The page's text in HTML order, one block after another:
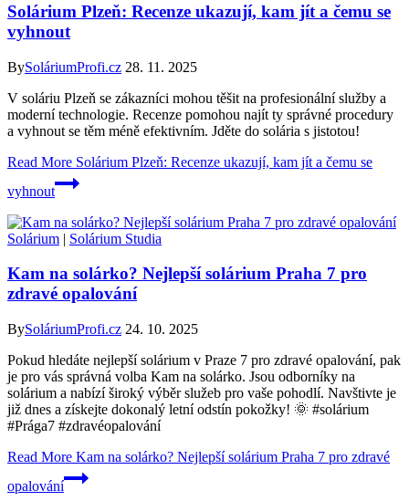
Solárium Plzeň: Recenze ukazují, kam jít a čemu se
vyhnout
BySoláriumProfi.cz 28. 11. 2025
V soláriu Plzeň se zákazníci mohou těšit na profesionální služby a
moderní technologie. Recenze pomohou najít ty správné procedury
a vyhnout se těm méně efektivním. Jděte do solária s jistotou!
Read More Solárium Plzeň: Recenze ukazují, kam jít a čemu se
vyhnout
Solárium | Solárium Studia
Kam na solárko? Nejlepší solárium Praha 7 pro
zdravé opalování
BySoláriumProfi.cz 24. 10. 2025
Pokud hledáte nejlepší solárium v Praze 7 pro zdravé opalování, pak
je pro vás správná volba Kam na solárko. Jsou odborníky na
solárium a nabízí široký výběr služeb pro vaše pohodlí. Navštivte je
již dnes a získejte dokonalý letní odstín pokožky! 🌞 #solárium
#Prága7 #zdravéopalování
Read More Kam na solárko? Nejlepší solárium Praha 7 pro zdravé
opalování